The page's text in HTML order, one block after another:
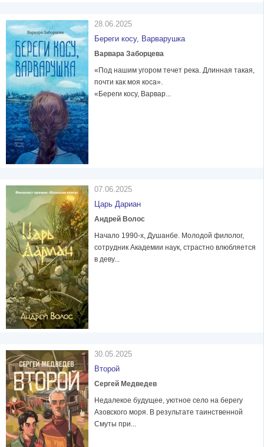
28.06.2025
Береги косу, Варварушка
Варвара Заборцева
«Под нашим угором течет река. Длинная такая,
почти как моя коса».
«Береги косу, Варвар...
07.06.2025
Царь Дариан
Андрей Волос
Начало 1990-х, Душанбе. Молодой филолог,
сотрудник Академии наук, страстно влюбляется
в деву...
30.05.2025
Второй
Сергей Медведев
Недалекое будущее, уютное село на берегу
Азовского моря. В результате таинственной
Смуты при...